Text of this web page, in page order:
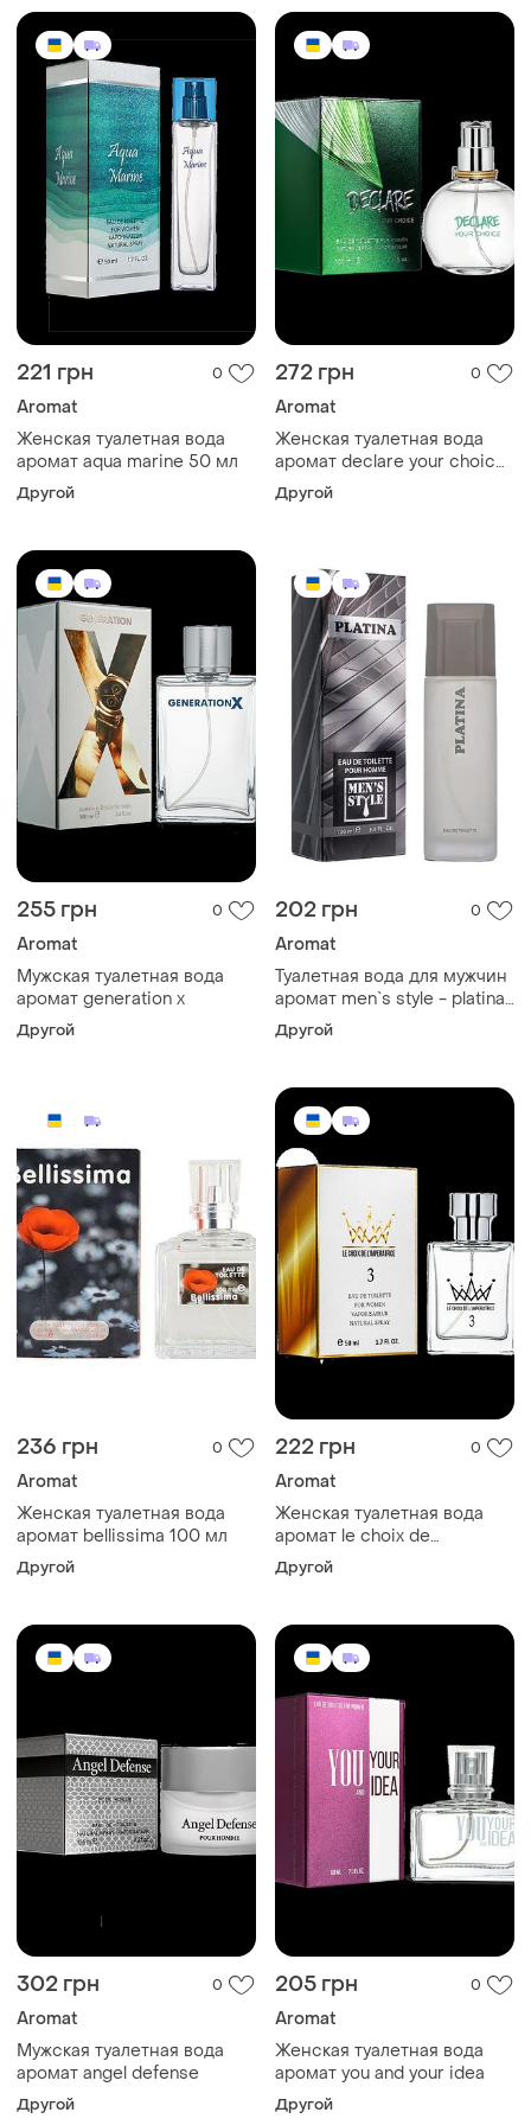
221 грн 0
Aromat
Женская туалетная вода
аромат aqua marine 50 мл
Другой
272 грн 0
Aromat
Женская туалетная вода
аромат declare your choice
100 мл
Другой
255 грн 0
Aromat
Мужская туалетная вода
аромат generation x
Другой
202 грн 0
Aromat
Туалетная вода для мужчин
аромат men`s style - platina
100 мл
Другой
236 грн 0
Aromat
Женская туалетная вода
аромат bellissima 100 мл
Другой
222 грн 0
Aromat
Женская туалетная вода
аромат le choix de
l`imperatrice №3 50 мл
Другой
302 грн 0
Aromat
Мужская туалетная вода
аромат angel defense
Другой
205 грн 0
Aromat
Женская туалетная вода
аромат you and your idea
Другой